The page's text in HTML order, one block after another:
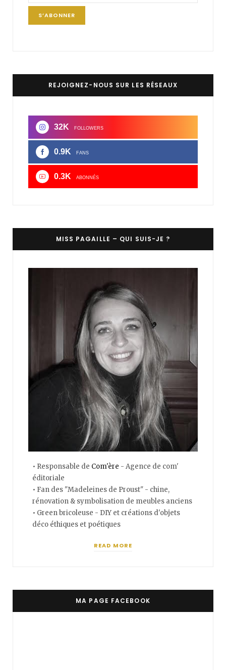
REJOIGNEZ-NOUS SUR LES RÉSEAUX
32K FOLLOWERS
0.9K FANS
0.3K ABONNÉS
MISS PAGAILLE – QUI SUIS-JE ?
• Responsable de Com'ère - Agence de com'
éditoriale
• Fan des "Madeleines de Proust" - chine,
rénovation & symbolisation de meubles anciens
• Green bricoleuse - DIY et créations d'objets
déco éthiques et poétiques
READ MORE
MA PAGE FACEBOOK